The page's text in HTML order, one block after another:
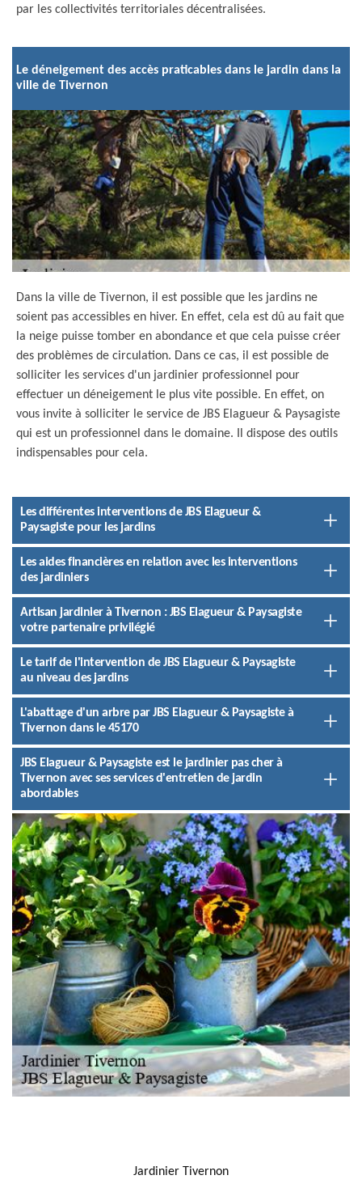
par les collectivités territoriales décentralisées.
Le déneigement des accès praticables dans le jardin dans la
ville de Tivernon
Dans la ville de Tivernon, il est possible que les jardins ne
soient pas accessibles en hiver. En effet, cela est dû au fait que
la neige puisse tomber en abondance et que cela puisse créer
des problèmes de circulation. Dans ce cas, il est possible de
solliciter les services d'un jardinier professionnel pour
effectuer un déneigement le plus vite possible. En effet, on
vous invite à solliciter le service de JBS Elagueur & Paysagiste
qui est un professionnel dans le domaine. Il dispose des outils
indispensables pour cela.
Les différentes interventions de JBS Elagueur &
Paysagiste pour les jardins
Les aides financières en relation avec les interventions
des jardiniers
Artisan jardinier à Tivernon : JBS Elagueur & Paysagiste
votre partenaire privilégié
Le tarif de l'intervention de JBS Elagueur & Paysagiste
au niveau des jardins
L'abattage d'un arbre par JBS Elagueur & Paysagiste à
Tivernon dans le 45170
JBS Elagueur & Paysagiste est le jardinier pas cher à
Tivernon avec ses services d'entretien de jardin
abordables
Jardinier Tivernon